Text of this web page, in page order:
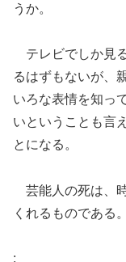
うか。
テレビでしか見
るはずもないが、
いろな表情を知っ
いということも言
とになる。
芸能人の死は、
くれるものである
;